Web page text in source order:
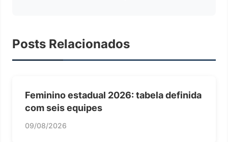
Posts Relacionados
Feminino estadual 2026: tabela definida
com seis equipes
09/08/2026